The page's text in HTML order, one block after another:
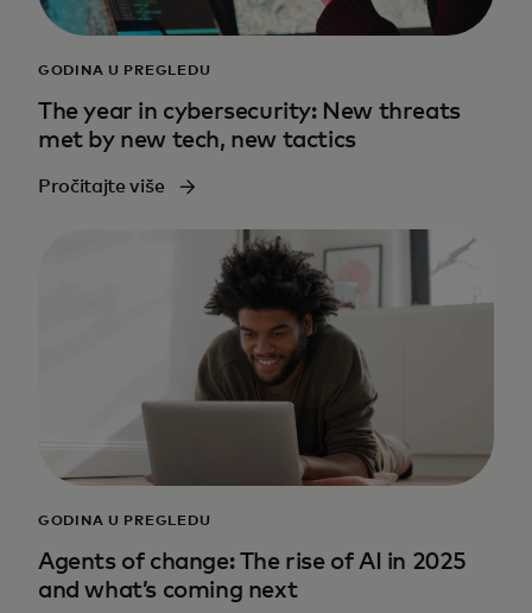
GODINA U PREGLEDU
The year in cybersecurity: New threats
met by new tech, new tactics
Pročitajte više
GODINA U PREGLEDU
Agents of change: The rise of AI in 2025
and what’s coming next